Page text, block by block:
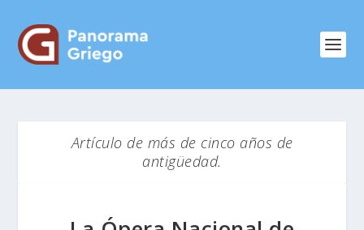
Artículo de más de cinco años de
antigüedad.